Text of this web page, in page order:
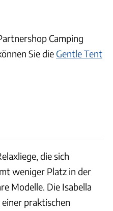
Camping
Sie die Gentle Tent
die sich
weniger Platz in der
Modelle. Die Isabella
praktischen